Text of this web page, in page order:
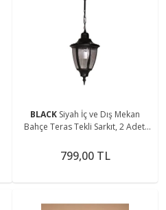
BLACK Siyah İç ve Dış Mekan
Bahçe Teras Tekli Sarkıt, 2 Adet,
799,00 TL